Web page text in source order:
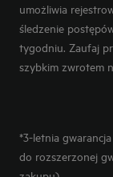
umożliwia
śledzenie
tygodniu. Zaufaj
szybkim zwrotem
*3-letnia
do rozszerzonej